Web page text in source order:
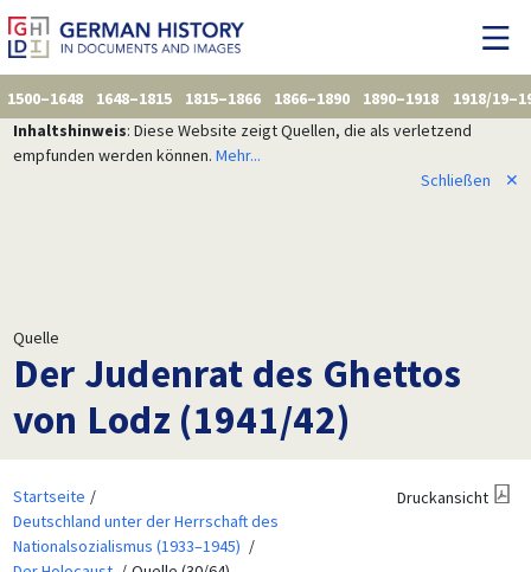
1500–1648 1648–1815 1815–1866 1866–1890 1890–1918
1918/
Inhaltshinweis: Diese Website zeigt Quellen, die als verletzend
empfunden werden können. Mehr...
Schließen
✕
Quelle
Der Judenrat des Ghettos
von Lodz (1941/42)
Startseite
Deutschland unter der Herrschaft des
Nationalsozialismus (1933–1945)
Druckansicht